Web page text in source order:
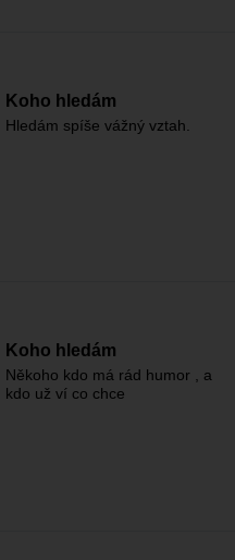
Koho hledám
Hledám spíše vážný vztah.
Koho hledám
Někoho kdo má rád humor , a
kdo už ví co chce